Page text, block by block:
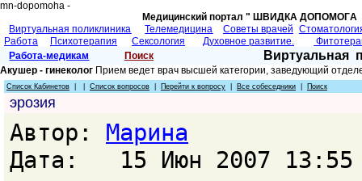
mn-dopomoha -
Медицинский портал " ШВИДКА
Виртуальная поликлиника
Телемедицина Советы врачей
Работа
Психотерапия Сексология Духовное развитие.
Работа-медикам
Поиск Виртуальная
Акушер - гинеколог Прием ведет врач высшей категории, заведующий
Список Кабинетов Список вопросов Перейти к вопросу Все собеседники Поиск
эрозия
Автор: Марина
Дата: 15 Июн 2007 13:55